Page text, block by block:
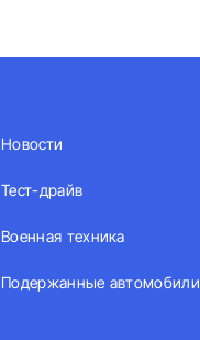
Новости
Тест-драйв
Военная техника
Подержанные автомобили